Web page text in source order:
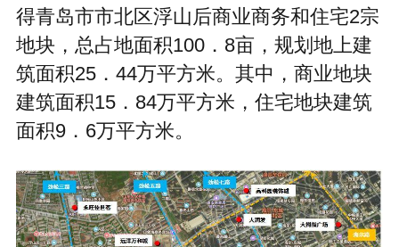
得青岛市市北区浮山后商业商务和住宅2宗
地块，总占地面积100．8亩，规划地上建
筑面积25．44万平方米。其中，商业地块
建筑面积15．84万平方米，住宅地块建筑
面积9．6万平方米。